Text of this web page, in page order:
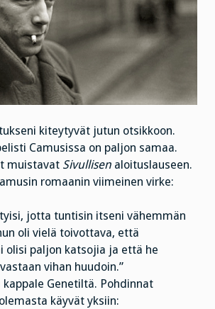
kiteytyvät jutun otsikkoon.
Camusissa on paljon samaa.
muistavat Sivullisen aloituslauseen.
romaanin viimeinen virke:
jotta tuntisin itseni vähemmän
oli vielä toivottava, että
olisi paljon katsojia ja että he
vihan huudoin.”
Genetiltä. Pohdinnat
käyvät yksiin: